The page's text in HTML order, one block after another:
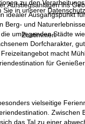
zu den
Sie in unserer
Zustimmen
Aufstiegsanlagen ins
idealer Ausgangspunkt
Berg- und
umliegenden Städte
Dorfcharakter,
macht
für
vielseitige
Zwischen
das Tal zu einer